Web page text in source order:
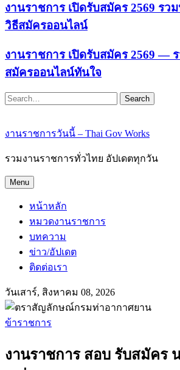
งานราชการ เปิดรับสมัคร 2569 รว
วิธีสมัครออนไลน์
งานราชการ เปิดรับสมัคร 2569 —
สมัครออนไลน์ทันใจ
Search
งานราชการวันนี้ – Thai Gov Works
รวมงานราชการทั่วไทย อัปเดตทุกวัน
Menu
หน้าหลัก
หมวดงานราชการ
บทความ
ข่าว/อัปเดต
ติดต่อเรา
วันเสาร์, สิงหาคม 08, 2026
ข้าราชการ
งานราชการ สอบ รับสมัคร